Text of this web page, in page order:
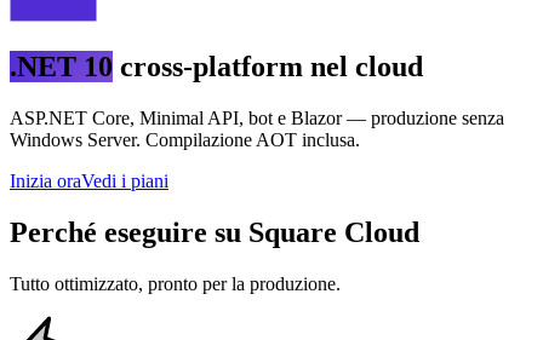
.NET 10 cross-platform nel cloud
ASP.NET Core, Minimal API, bot e Blazor — produzione senza
Windows Server. Compilazione AOT inclusa.
Inizia oraVedi i piani
Perché eseguire su Square Cloud
Tutto ottimizzato, pronto per la produzione.